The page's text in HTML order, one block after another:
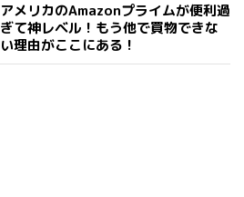
アメリカのAmazonプライムが便利過
ぎて神レベル！もう他で買物できな
い理由がここにある！